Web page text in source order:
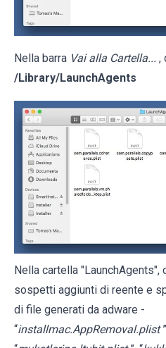
Nella barra Vai alla Cartella... ,
/Library/LaunchAgents
Nella cartella
sospetti aggiunti di reente e
di file generati da adware -
“installmac.AppRemoval.plist